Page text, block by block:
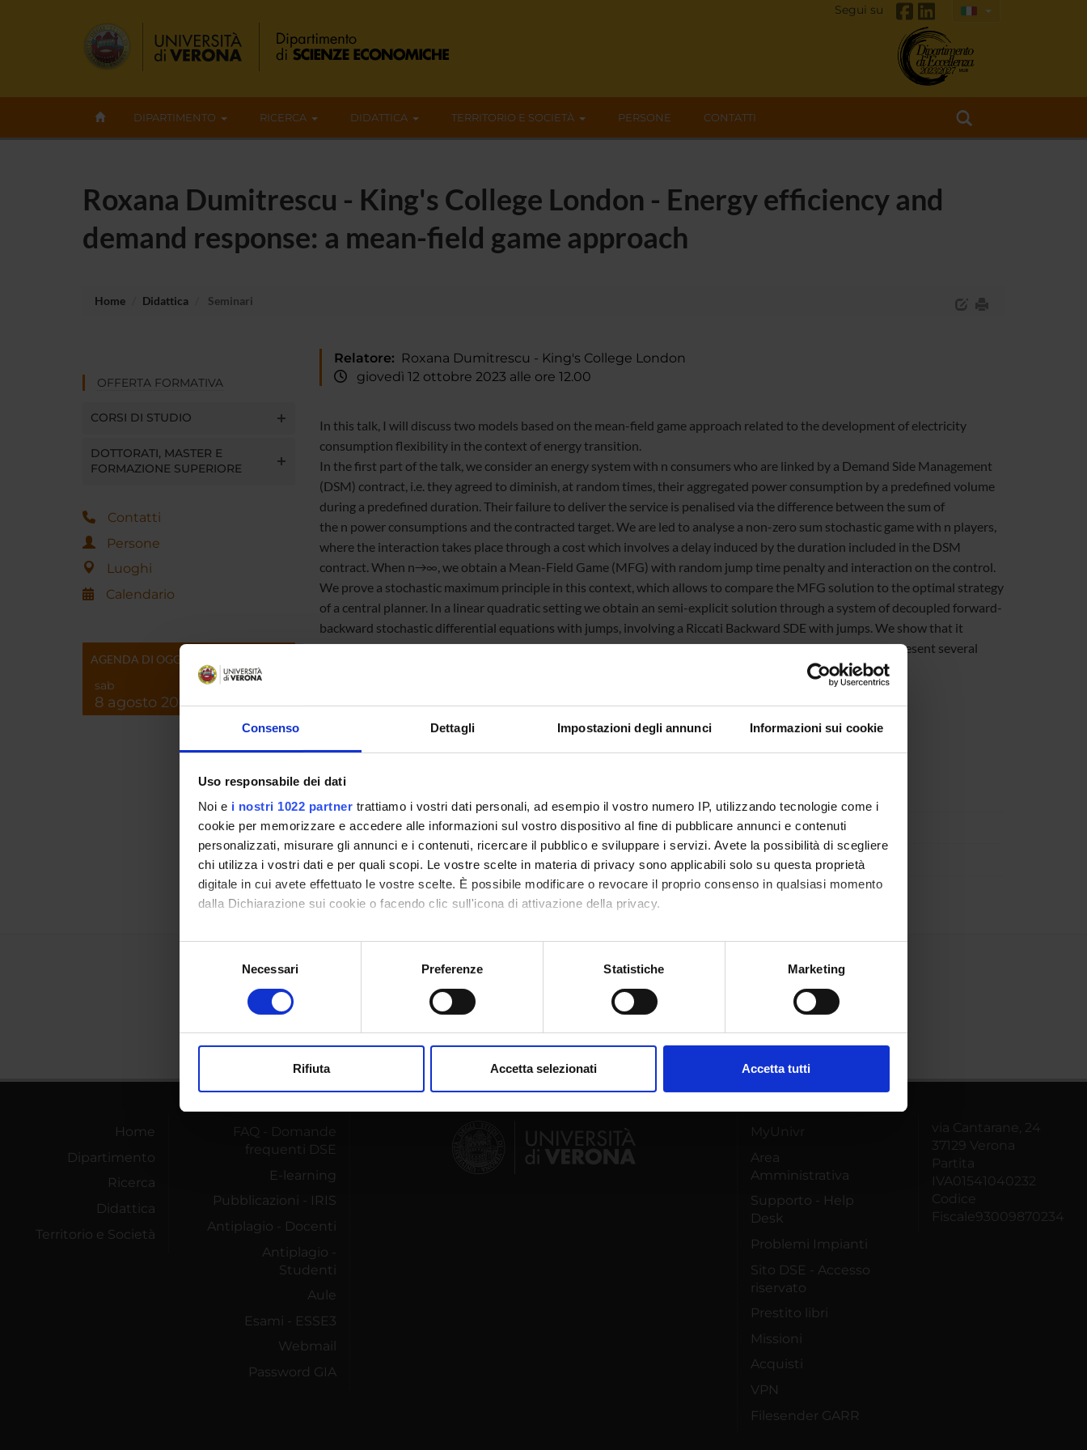
Consenso Dettagli Impostazioni degli annunci Informazioni sui cookie
Uso responsabile dei dati
Noi e i nostri 1022 partner trattiamo i vostri dati personali, ad esempio il vostro numero IP, utilizzando tecnologie come i
cookie per memorizzare e accedere alle informazioni sul vostro dispositivo al fine di pubblicare annunci e contenuti
personalizzati, misurare gli annunci e i contenuti, ricercare il pubblico e sviluppare i servizi. Avete la possibilità di scegliere
chi utilizza i vostri dati e per quali scopi. Le vostre scelte in materia di privacy sono applicabili solo su questa proprietà
digitale in cui avete effettuato le vostre scelte. È possibile modificare o revocare il proprio consenso in qualsiasi momento
dalla Dichiarazione sui cookie o facendo clic sull'icona di attivazione della privacy.
Con il tuo consenso, vorremmo anche:
raccogliere informazioni sulla tua posizione geografica, con un'approssimazione di qualche metro,
digitali).
modificare o ritirare il tuo consenso in qualsiasi momento dalla Dichiarazione sui cookie.
che hanno raccolto dal tuo utilizzo dei loro servizi.
Necessari Preferenze Statistiche Marketing
Rifiuta Accetta selezionati Accetta tutti
Segui su
DIPARTIMENTO RICERCA DIDATTICA TERRITORIO E SOCIETÀ PERSONE CONTATTI
Roxana Dumitrescu - King's College London - Energy efficiency and
demand response: a mean-field game approach
Home Didattica Seminari
OFFERTA FORMATIVA
CORSI DI STUDIO
DOTTORATI, MASTER E
FORMAZIONE SUPERIORE
Contatti
Persone
Luoghi
Calendario
AGENDA DI OGGI
sab
8 agosto 2026
Relatore: Roxana Dumitrescu - King's College London
giovedì 12 ottobre 2023 alle ore 12.00
In this talk, I will discuss two models based on the mean-field game approach related to the development of electricity
consumption flexibility in the context of energy transition.
In the first part of the talk, we consider an energy system with n consumers who are linked by a Demand Side Management
(DSM) contract, i.e. they agreed to diminish, at random times, their aggregated power consumption by a predefined volume
during a predefined duration. Their failure to deliver the service is penalised via the difference between the sum of
the n power consumptions and the contracted target. We are led to analyse a non-zero sum stochastic game with n players,
where the interaction takes place through a cost which involves a delay induced by the duration included in the DSM
contract. When n→∞, we obtain a Mean-Field Game (MFG) with random jump time penalty and interaction on the control.
We prove a stochastic maximum principle in this context, which allows to compare the MFG solution to the optimal strategy
of a central planner. In a linear quadratic setting we obtain an semi-explicit solution through a system of decoupled forward-
backward stochastic differential equations with jumps, involving a Riccati Backward SDE with jumps. We show that it
provides an approximate Nash equilibrium for the originaln-player game fornlarge. Finally, we propose present several
Referente esterno
Data pubblicazione 5 settembre 2023
Home
Dipartimento
Ricerca
Didattica
Territorio e Società
FAQ - Domande
frequenti DSE
E-learning
Pubblicazioni - IRIS
Antiplagio - Docenti
Antiplagio -
Studenti
Aule
Esami - ESSE3
Webmail
Password GIA
MyUnivr
Area
Amministrativa
Supporto - Help
Desk
Problemi Impianti
Sito DSE - Accesso
riservato
Prestito libri
Missioni
Acquisti
VPN
Filesender GARR
via Cantarane, 24
37129 Verona
Partita
IVA01541040232
Codice
Fiscale93009870234